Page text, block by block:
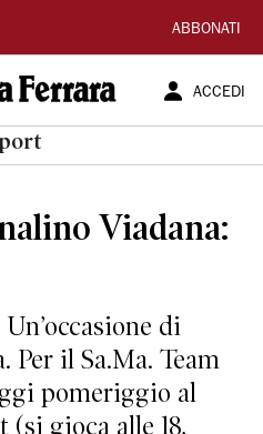
ABBONATI
ACCEDI
Viadana:
di
il Sa.Ma. Team
pomeriggio al
(si gioca alle 18,